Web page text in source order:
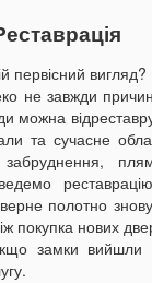
первісний вигляд?
не завжди
можна
та сучасне
полотно
покупка нових
замки